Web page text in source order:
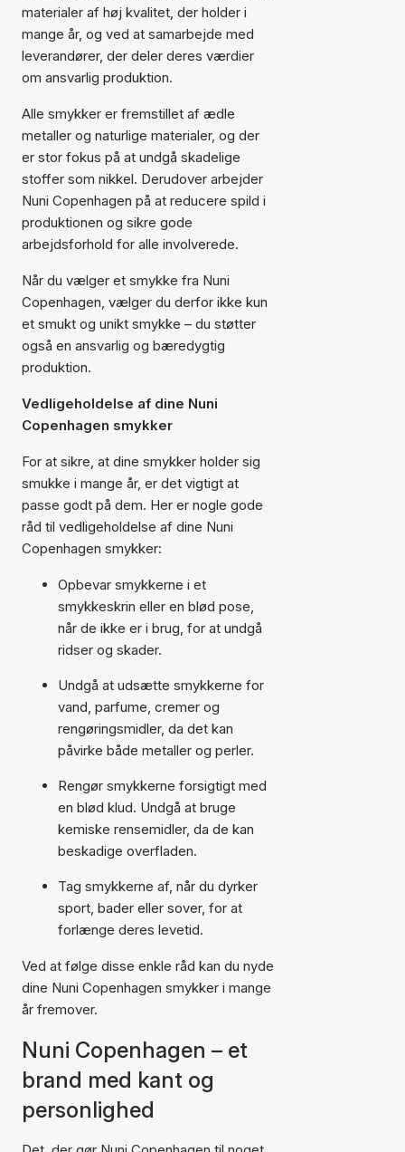
materialer af høj kvalitet, der holder i
mange år, og ved at samarbejde med
leverandører, der deler deres værdier
om ansvarlig produktion.
Alle smykker er fremstillet af ædle
metaller og naturlige materialer, og der
er stor fokus på at undgå skadelige
stoffer som nikkel. Derudover arbejder
Nuni Copenhagen på at reducere spild i
produktionen og sikre gode
arbejdsforhold for alle involverede.
Når du vælger et smykke fra Nuni
Copenhagen, vælger du derfor ikke kun
et smukt og unikt smykke – du støtter
også en ansvarlig og bæredygtig
produktion.
Vedligeholdelse af dine Nuni
Copenhagen smykker
For at sikre, at dine smykker holder sig
smukke i mange år, er det vigtigt at
passe godt på dem. Her er nogle gode
råd til vedligeholdelse af dine Nuni
Copenhagen smykker:
Opbevar smykkerne i et
smykkeskrin eller en blød pose,
når de ikke er i brug, for at undgå
ridser og skader.
Undgå at udsætte smykkerne for
vand, parfume, cremer og
rengøringsmidler, da det kan
påvirke både metaller og perler.
Rengør smykkerne forsigtigt med
en blød klud. Undgå at bruge
kemiske rensemidler, da de kan
beskadige overfladen.
Tag smykkerne af, når du dyrker
sport, bader eller sover, for at
forlænge deres levetid.
Ved at følge disse enkle råd kan du nyde
dine Nuni Copenhagen smykker i mange
år fremover.
Nuni Copenhagen – et
brand med kant og
personlighed